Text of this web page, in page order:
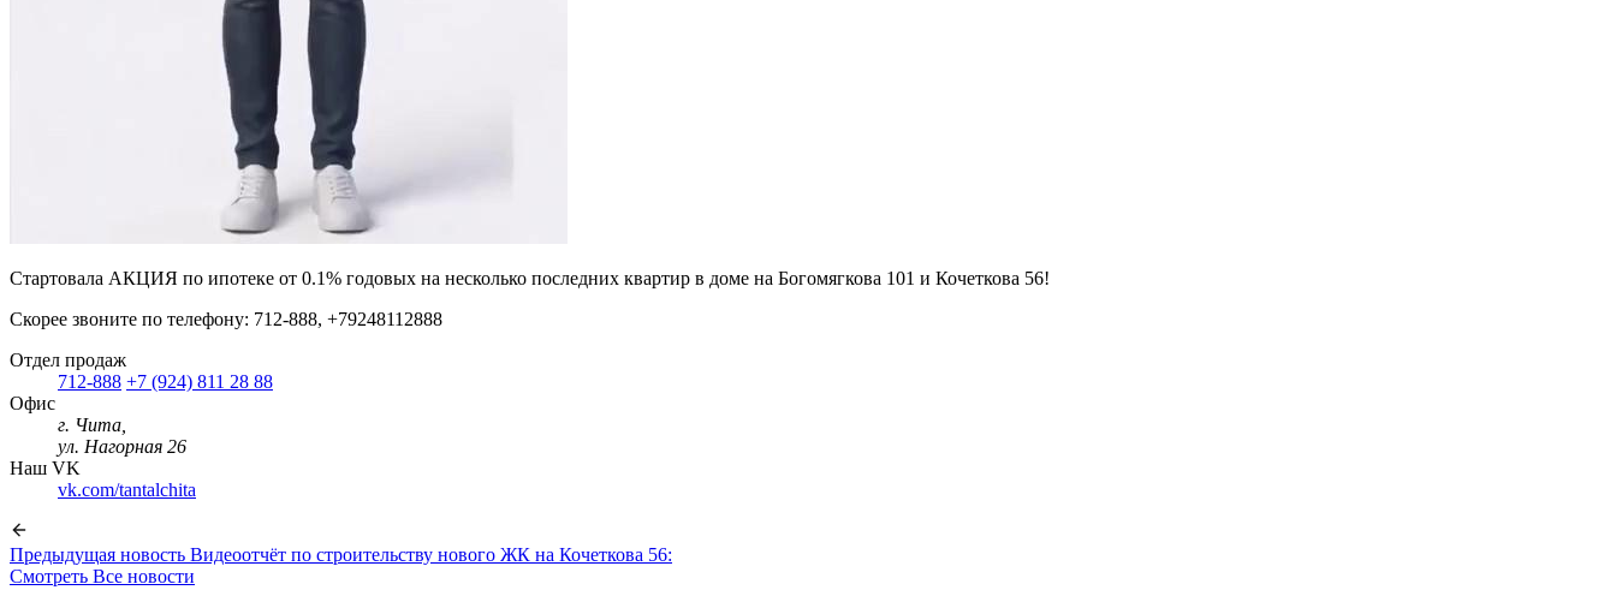
Стартовала АКЦИЯ по ипотеке от 0.1% годовых на несколько последних квартир в доме на Богомягкова 101 и Кочеткова 56!
Скорее звоните по телефону: 712-888, +79248112888
Отдел продаж
712-888 +7 (924) 811 28 88
Офис
г. Чита,
ул. Нагорная 26
Наш VK
vk.com/tantalchita
Предыдущая новость Видеоотчёт по строительству нового ЖК на Кочеткова 56:
Смотреть Все новости